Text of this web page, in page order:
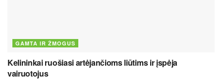
GAMTA IR ŽMOGUS
Kelininkai ruošiasi artėjančioms liūtims ir įspėja
vairuotojus